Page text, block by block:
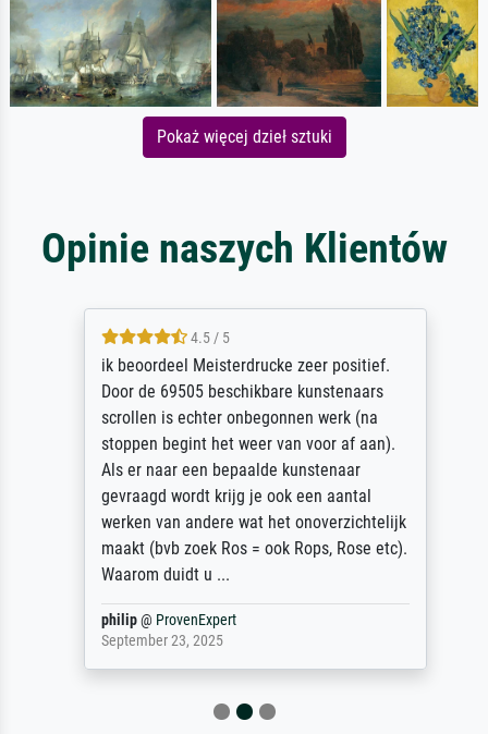
Pokaż więcej dzieł sztuki
Opinie naszych Klientów
4.5 / 5
ik beoordeel Meisterdrucke zeer positief.
Door de 69505 beschikbare kunstenaars
scrollen is echter onbegonnen werk (na
stoppen begint het weer van voor af aan).
Als er naar een bepaalde kunstenaar
gevraagd wordt krijg je ook een aantal
werken van andere wat het onoverzichtelijk
maakt (bvb zoek Ros = ook Rops, Rose etc).
Waarom duidt u ...
philip@ProvenExpert
September 23, 2025